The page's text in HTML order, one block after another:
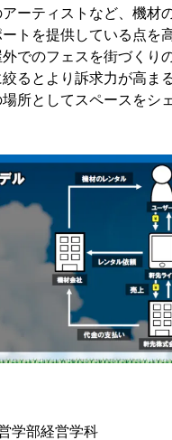
ーティストなど、機材
トを提供している点を
でのフェスを街づくり
るとより訴求力が高ま
所としてスペースをシ
学部経営学科